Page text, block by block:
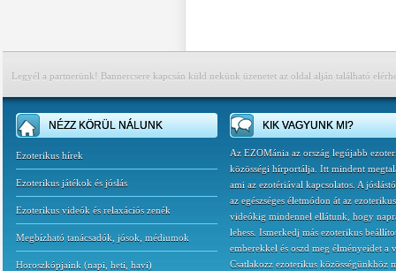
Legyél a partnerünk! Bannercsere kapcsán küld nekünk üzenetet az oldal alján található
NÉZZ KÖRÜL NÁLUNK
Ezoterikus hírek
Ezoterikus játékok és jóslás
Ezoterikus videók és relaxációs zenék
Megbízható tanácsadók, jósok, médiumok
Horoszkópjaink (napi heti havi)
KIK VAGYUNK MI?
Az EZOMánia az ország legújabb
közösségi hírportálja. Itt mindent
ami az ezotériával kapcsolatos. A
az egészséges életmódon át az ezoterikus
videókig mindennel ellátunk, hogy
lehess. Ismerkedj más ezoterikus
emberekkel és oszd meg élményeidet a
Csatlakozz ezoterikus közösségünkhöz